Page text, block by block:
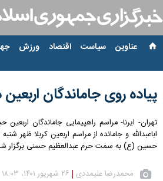
عناوین‌ سیاست اقتصاد ورزش
پیاده روی جاماندگان اربعین
تهران- ایرنا- مراسم راهپیمایی جاماندگان
حسین (ع) به سمت حرم عبدالعظیم حسنی برگزار
محمدرضا علیمددی ۲۶ شهریور ۱۴۰۱، ۱۸:۰۳